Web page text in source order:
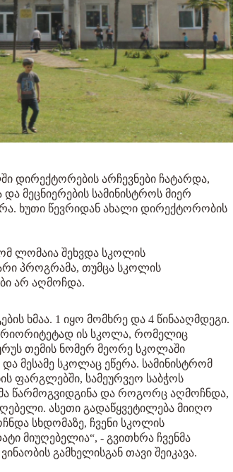
დირექტორების არჩევნები ჩატარდა,
მეცნიერების სამინისტროს მიერ
ხუთი წევრიდან ახალი დირექტორობის
ლომაია შეხვდა სკოლის
პროგრამა, თუმცა სკოლის
არ აღმოჩდა.
ხმაა. 1 იყო მომხრე და 4 წინააღმდეგი.
ის სკოლა, რომელიც
თემის ნომერ მეორე სკოლაში
მესამე სკოლაც ეწერა. სამინისტრომ
ფარგლებში, სამეურვეო საბჭოს
წარმოგვიდგინა და როგორც აღმოჩნდა,
ასეთი გადაწყვეტილება მიიღო
სხდომაზე, ჩვენი სკოლის
მიუღებელია“, - გვითხრა ჩვენმა
გამხელისგან თავი შეიკავა.